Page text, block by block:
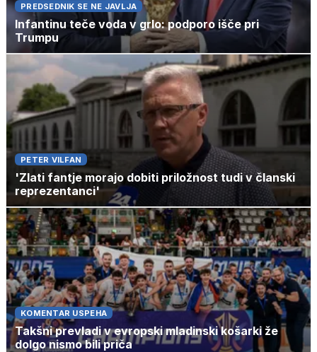
PREDSEDNIK SE NE JAVLJA
Infantinu teče voda v grlo: podporo išče pri
Trumpu
PETER VILFAN
'Zlati fantje morajo dobiti priložnost tudi v članski
reprezentanci'
KOMENTAR USPEHA
Takšni prevladi v evropski mladinski košarki že
dolgo nismo bili priča